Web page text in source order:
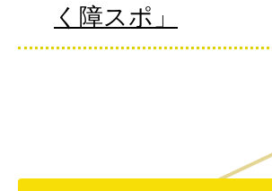
く障スポ」